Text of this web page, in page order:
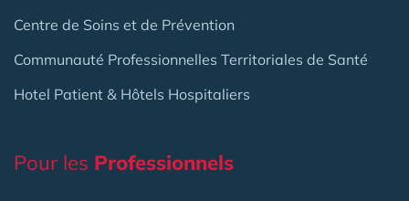
Centre de Soins et de Prévention
Communauté Professionnelles Territoriales de Santé
Hotel Patient & Hôtels Hospitaliers
Pour les Professionnels